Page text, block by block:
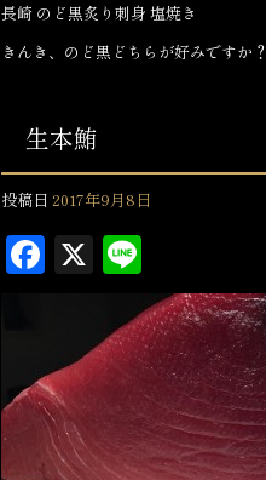
長崎 のど黒炙り刺身 塩焼き
きんき、のど黒どちらが好みですか？
生本鮪
投稿日 2017年9月8日
F
e
b
o
X
in
e